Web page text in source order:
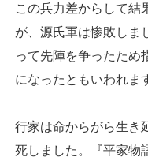
この兵力差からして結
が、源氏軍は惨敗しま
って先陣を争ったため
になったともいわれま
行家は命からがら生き
死しました。『平家物